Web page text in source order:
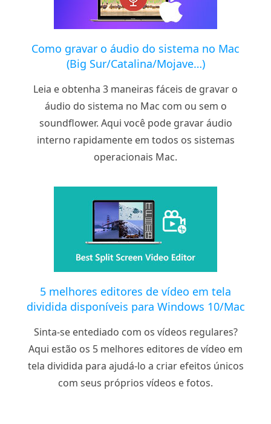
Como gravar o áudio do sistema no Mac
(Big Sur/Catalina/Mojave…)
Leia e obtenha 3 maneiras fáceis de gravar o
áudio do sistema no Mac com ou sem o
soundflower. Aqui você pode gravar áudio
interno rapidamente em todos os sistemas
operacionais Mac.
5 melhores editores de vídeo em tela
dividida disponíveis para Windows 10/Mac
Sinta-se entediado com os vídeos regulares?
Aqui estão os 5 melhores editores de vídeo em
tela dividida para ajudá-lo a criar efeitos únicos
com seus próprios vídeos e fotos.